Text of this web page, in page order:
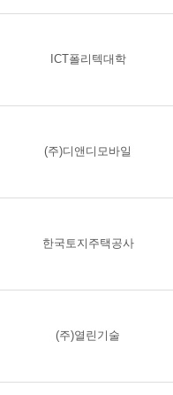
ICT폴리텍대학
(주)디앤디모바일
한국토지주택공사
(주)열린기술